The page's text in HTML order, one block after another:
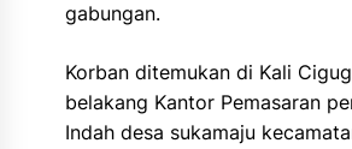
gabungan.
Korban ditemukan di Kali
belakang Kantor Pemasaran
Indah desa sukamaju